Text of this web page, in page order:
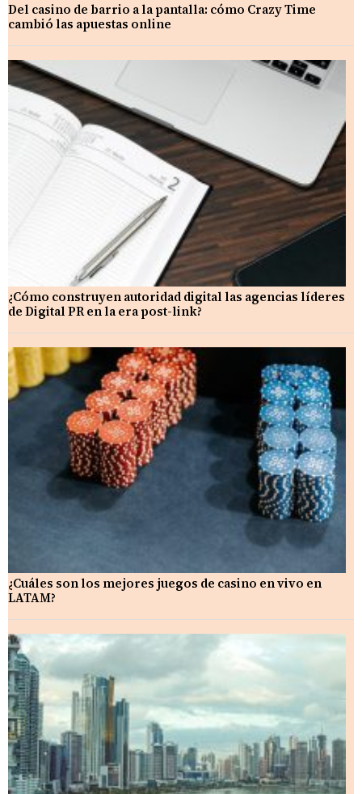
Del casino de barrio a la pantalla: cómo Crazy Time
cambió las apuestas online
¿Cómo construyen autoridad digital las agencias líderes
de Digital PR en la era post-link?
¿Cuáles son los mejores juegos de casino en vivo en
LATAM?